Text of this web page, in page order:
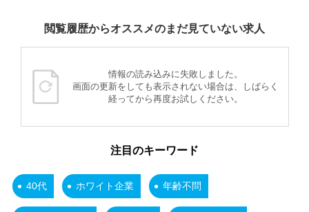
閲覧履歴からオススメのまだ見ていない求人
情報の読み込みに失敗しました。
画面の更新をしても表示されない場合は、しばらく
経ってから再度お試しください。
注目のキーワード
40代 ホワイト企業 年齢不問